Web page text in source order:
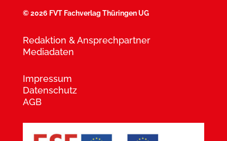
©2026 FVT Fachverlag Thüringen UG
Redaktion & Ansprechpartner
Mediadaten
Impressum
Datenschutz
AGB